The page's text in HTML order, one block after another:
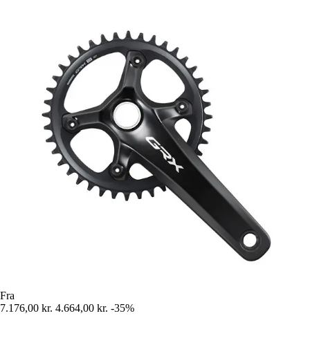
Fra
7.176,00 kr. 4.664,00 kr. -35%